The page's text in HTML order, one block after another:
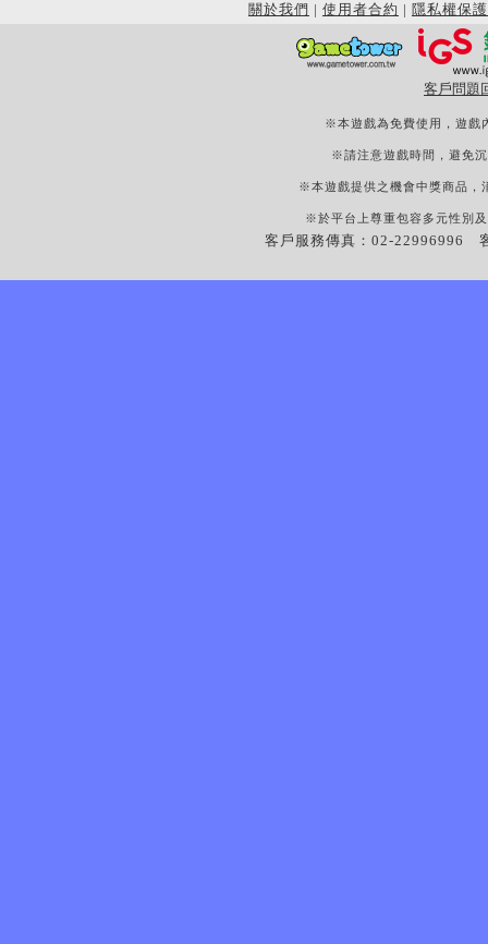
關於我們 | 使用者合約 | 隱私權保護
客戶問題
※本遊戲為免費使用，遊戲
※請注意遊戲時間，避免
※本遊戲提供之機會中獎商品，
※於平台上尊重包容多元性別
客戶服務傳真：02-22996996